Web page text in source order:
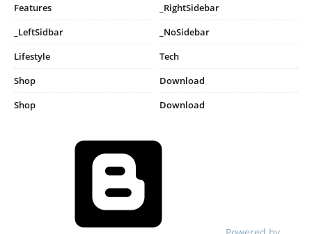
Features
_RightSidebar
_LeftSidbar
_NoSidebar
Lifestyle
Tech
Shop
Download
Shop
Download